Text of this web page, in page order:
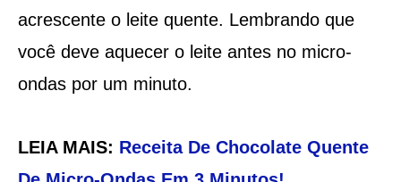
acrescente o leite quente. Lembrando que
você deve aquecer o leite antes no micro-
ondas por um minuto.
LEIA MAIS: Receita De Chocolate Quente